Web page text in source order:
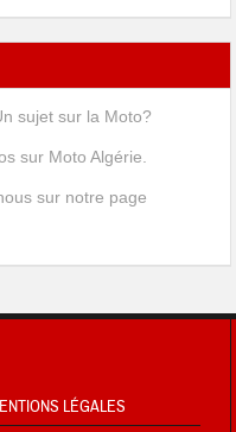
sujet sur la Moto?
sur Moto Algérie.
sur notre page
LÉGALES